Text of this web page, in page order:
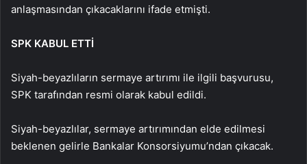
anlaşmasından çıkacaklarını ifade etmişti.
SPK KABUL ETTİ
Siyah-beyazlıların sermaye artırımı ile ilgili başvurusu,
SPK tarafından resmi olarak kabul edildi.
Siyah-beyazlılar, sermaye artırımından elde edilmesi
beklenen gelirle Bankalar Konsorsiyumu’ndan çıkacak.